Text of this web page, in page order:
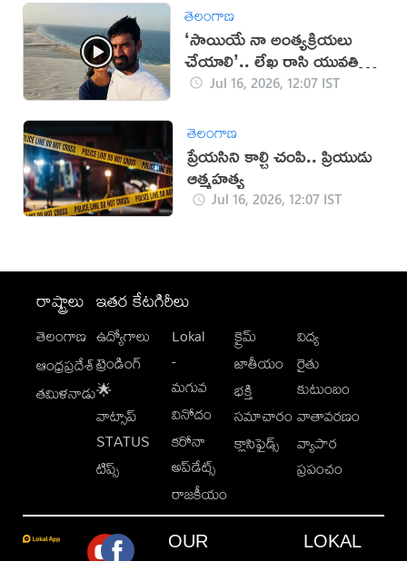
తెలంగాణ
‘సాయియే నా అంత్యక్రియలు
చేయాలి’.. లేఖ రాసి యువతి
ఆత్మహత్య
Jul 16, 2026, 12:07 IST
తెలంగాణ
ప్రేయసిని కాల్చి చంపి.. ప్రియుడు
ఆత్మహత్య
Jul 16, 2026, 12:07 IST
రాష్ట్రాలు
తెలంగాణ
ఆంధ్రప్రదేశ్
తమిళనాడు
ఇతర కేటగిరీలు
ఉద్యోగాలు
ట్రెండింగ్
🌟
వాట్సాప్
STATUS
టిప్స్
Lokal
-
మగువ
వినోదం
కరోనా
అప్‌డేట్స్
రాజకీయం
క్రైమ్
జాతీయం
భక్తి
సమాచారం
క్లాసిఫైడ్స్
విద్య
రైతు
కుటుంబం
వాతావరణం
వ్యాపార
ప్రపంచం
OUR LOKAL